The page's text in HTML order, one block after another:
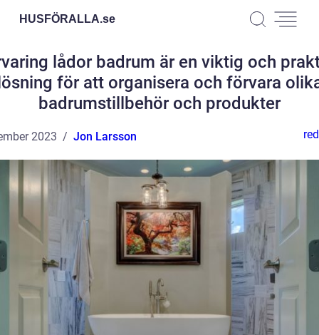
HUSFÖRALLA.se
lådor badrum är en viktig och
för att organisera och förvara
badrumstillbehör och produkter
2023 Jon Larsson